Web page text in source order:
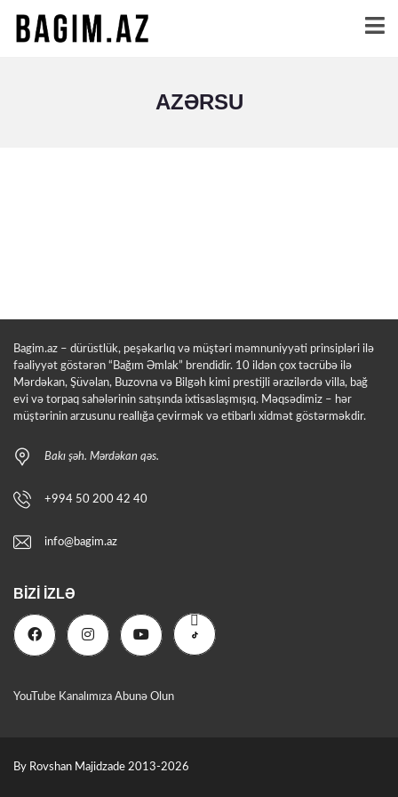
AZƏRSU
Bagim.az – dürüstlük, peşəkarlıq və müştəri məmnuniyyəti prinsipləri ilə
fəaliyyət göstərən “Bağım Əmlak” brendidir. 10 ildən çox təcrübə ilə
Mərdəkan, Şüvəlan, Buzovna və Bilgəh kimi prestijli ərazilərdə villa, bağ
evi və torpaq sahələrinin satışında ixtisaslaşmışıq. Məqsədimiz – hər
müştərinin arzusunu reallığa çevirmək və etibarlı xidmət göstərməkdir.
Bakı şəh. Mərdəkan qəs.
+994 50 200 42 40
info@bagim.az
BIZI İZLƏ
YouTube Kanalımıza Abunə Olun
By Rovshan Majidzade 2013-2026